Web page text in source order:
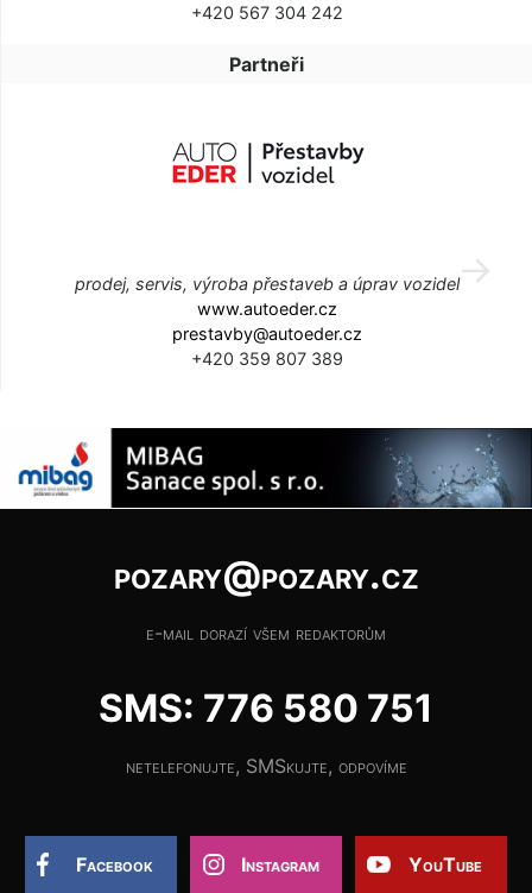
+420 567 304 242
Partneři
prodej, servis, výroba přestaveb a úprav vozidel
www.autoeder.cz
prestavby@autoeder.cz
+420 359 807 389
pozary@pozary.cz
e-mail dorazí všem redaktorům
SMS: 776 580 751
netelefonujte, SMSkujte, odpovíme
Facebook Instagram YouTube